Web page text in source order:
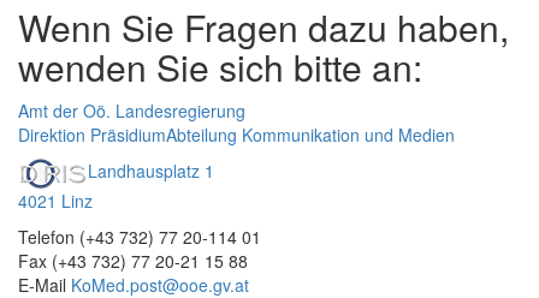
Wenn Sie Fragen dazu haben,
wenden Sie sich bitte an:
Amt der Oö. Landesregierung
Direktion PräsidiumAbteilung Kommunikation und Medien
Landhausplatz 1
4021 Linz
Telefon (+43 732) 77 20-114 01
Fax (+43 732) 77 20-21 15 88
E-Mail KoMed.post@ooe.gv.at